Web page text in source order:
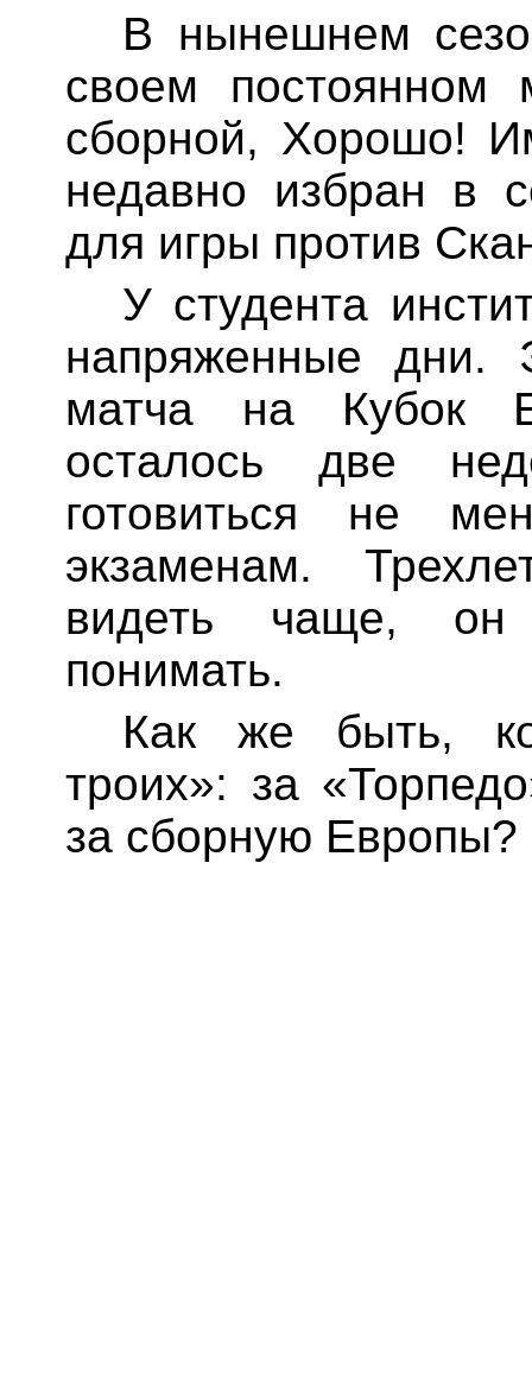
В нынешнем
своем
сборной, Хорошо!
недавно избран в
для игры против
У студента
напряженные дни.
матча на Кубок
осталось две
готовиться не
экзаменам.
видеть чаще, он
понимать.
Как же быть,
троих»: за
за сборную Европы?